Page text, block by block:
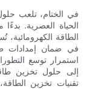
في الختام، تلعب
الحياة العصرية.
الطاقة الكهرومائية،
في ضمان إمدادات
استمرار توسع
إلى حلول تخزين
تقنيات تخزين